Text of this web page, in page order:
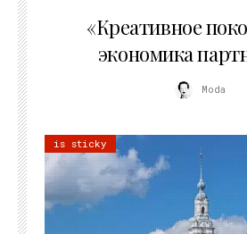
«Креативное
экономика
Moda
is sticky